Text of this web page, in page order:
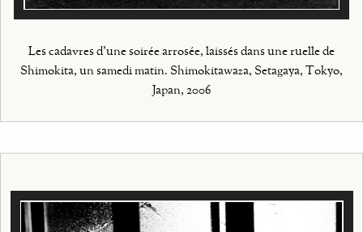
Les cadavres d'une soirée arrosée, laissés dans une ruelle de
Shimokita, un samedi matin. Shimokitawaza, Setagaya, Tokyo,
Japan, 2006